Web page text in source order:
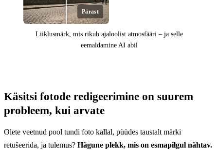
Enne
Pärast
Liiklusmärk, mis rikub ajaloolist atmosfääri – ja selle
eemaldamine AI abil
Käsitsi fotode redigeerimine on suurem
probleem, kui arvate
Olete veetnud pool tundi foto kallal, püüdes taustalt märki
retušeerida, ja tulemus? Hägune plekk, mis on esmapilgul nähtav.